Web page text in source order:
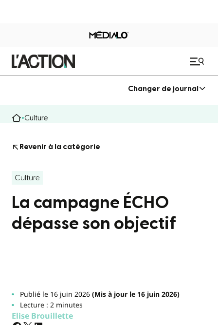
Changer de journal
Culture
Revenir à la catégorie
Culture
La campagne ÉCHO
dépasse son objectif
Publié le 16 juin 2026(Mis à jour le 16 juin 2026)
Lecture : 2 minutes
Elise Brouillette